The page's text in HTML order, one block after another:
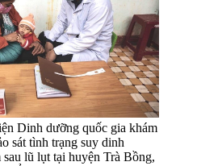
Dinh dưỡng quốc gia khám
sát tình trạng suy dinh
sau lũ lụt tại huyện Trà Bồng,